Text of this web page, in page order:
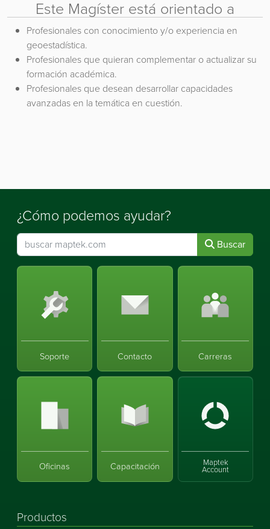
Este Magíster está orientado a
Profesionales con conocimiento y/o experiencia en
geoestadística.
Profesionales que quieran complementar o actualizar su
formación académica.
Profesionales que desean desarrollar capacidades
avanzadas en la temática en cuestión.
¿Cómo podemos ayudar?
Buscar
Soporte Contacto Carreras
Oficinas Capacitación Maptek
Account
Productos